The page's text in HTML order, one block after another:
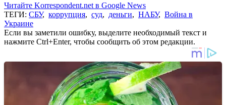
Читайте Korrespondent.net в Google News
ТЕГИ: СБУ, коррупция, суд, деньги, НАБУ, Война в
Украине
Если вы заметили ошибку, выделите необходимый текст и
нажмите Ctrl+Enter, чтобы сообщить об этом редакции.